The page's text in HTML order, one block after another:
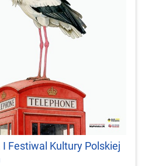
I Festiwal Kultury Polskiej